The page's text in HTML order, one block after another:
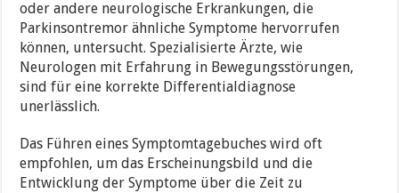
oder andere neurologische Erkrankungen, die
Parkinsontremor ähnliche Symptome hervorrufen
können, untersucht. Spezialisierte Ärzte, wie
Neurologen mit Erfahrung in Bewegungsstörungen,
sind für eine korrekte Differentialdiagnose
unerlässlich.
Das Führen eines Symptomtagebuches wird oft
empfohlen, um das Erscheinungsbild und die
Entwicklung der Symptome über die Zeit zu